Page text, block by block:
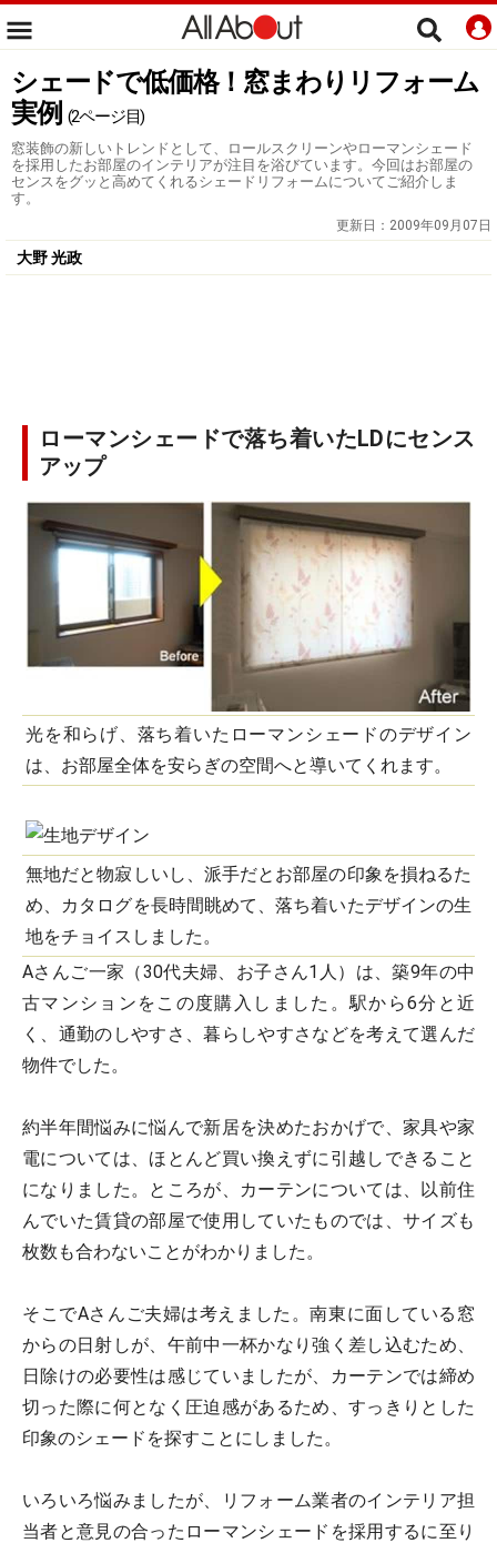
シェードで低価格！窓まわりリフォーム
実例 (2ページ目)
窓装飾の新しいトレンドとして、ロールスクリーンやローマンシェード
を採用したお部屋のインテリアが注目を浴びています。今回はお部屋の
センスをグッと高めてくれるシェードリフォームについてご紹介しま
す。
更新日： 2009年09月07日
大野 光政
ローマンシェードで落ち着いたLDにセンス
アップ
光を和らげ、落ち着いたローマンシェードのデザイン
は、お部屋全体を安らぎの空間へと導いてくれます。
無地だと物寂しいし、派手だとお部屋の印象を損ねるた
め、カタログを長時間眺めて、落ち着いたデザインの生
地をチョイスしました。
Aさんご一家（30代夫婦、お子さん1人）は、築9年の中
古マンションをこの度購入しました。駅から6分と近
く、通勤のしやすさ、暮らしやすさなどを考えて選んだ
物件でした。
約半年間悩みに悩んで新居を決めたおかげで、家具や家
電については、ほとんど買い換えずに引越しできること
になりました。ところが、カーテンについては、以前住
んでいた賃貸の部屋で使用していたものでは、サイズも
枚数も合わないことがわかりました。
そこでAさんご夫婦は考えました。南東に面している窓
からの日射しが、午前中一杯かなり強く差し込むため、
日除けの必要性は感じていましたが、カーテンでは締め
切った際に何となく圧迫感があるため、すっきりとした
印象のシェードを探すことにしました。
いろいろ悩みましたが、リフォーム業者のインテリア担
当者と意見の合ったローマンシェードを採用するに至り